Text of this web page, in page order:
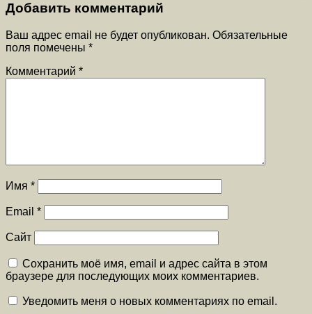
Добавить комментарий
Ваш адрес email не будет опубликован. Обязательные
поля помечены *
Комментарий *
Имя *
Email *
Сайт
Сохранить моё имя, email и адрес сайта в этом
браузере для последующих моих комментариев.
Уведомить меня о новых комментариях по email.